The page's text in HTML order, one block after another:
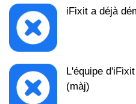
iFixit a déjà
L'équipe
(màj)